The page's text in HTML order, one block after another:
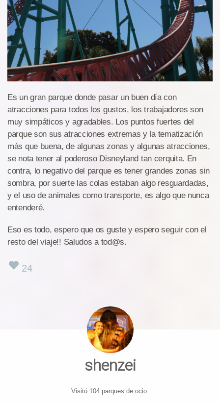
Es un gran parque donde pasar un buen día con
atracciones para todos los gustos, los trabajadores son
muy simpáticos y agradables. Los puntos fuertes del
parque son sus atracciones extremas y la tematización
más que buena, de algunas zonas y algunas atracciones,
se nota tener al poderoso Disneyland tan cerquita. En
contra, lo negativo del parque es tener grandes zonas sin
sombra, por suerte las colas estaban algo resguardadas,
y el uso de animales como transporte, es algo que nunca
entenderé.
Eso es todo, espero que os guste y espero seguir con el
resto del viaje!! Saludos a tod@s.
24
shenzei
Visitó 104 parques de ocio.